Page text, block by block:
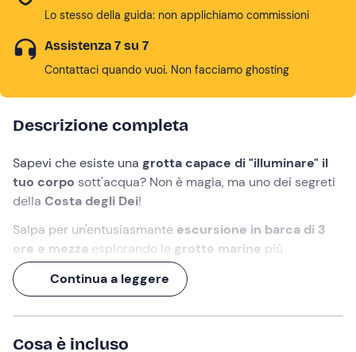
Lo stesso della guida: non applichiamo commissioni
Assistenza 7 su 7
Contattaci quando vuoi. Non facciamo ghosting
Descrizione completa
Sapevi che esiste una grotta capace di "illuminare" il
tuo corpo sott'acqua? Non è magia, ma uno dei segreti
della Costa degli Dei!
Salpa per un'entusiasmante escursione in barca di 3
ore e mezza esplorando le grotte marine più
affascinanti della Calabria.
Insieme a unoskippernavigherai
Vaticano, visitando laGrotta della Sibillae quella del
Palombaro
. A coronare questa magica giornata, un
Continua a leggere
Cosa è incluso